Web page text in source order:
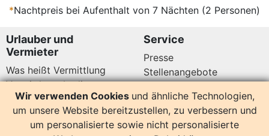
*Nachtpreis bei Aufenthalt von 7 Nächten (2 Personen)
Urlauber und
Vermieter
Was heißt Vermittlung
Vermittlungsbedingungen
Datenschutz
Service
Presse
Stellenangebote
Kundenbewertungen Hier sind wir auch
Wir verwenden Cookies und ähnliche Technologien,
um unsere Website bereitzustellen, zu verbessern und
um personalisierte sowie nicht personalisierte